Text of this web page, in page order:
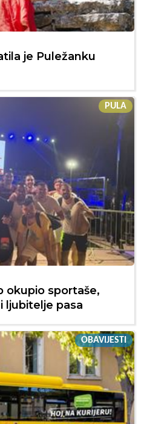
je Puležanku
PULA
okupio sportaše,
ljubitelje pasa
OBAVIJESTI